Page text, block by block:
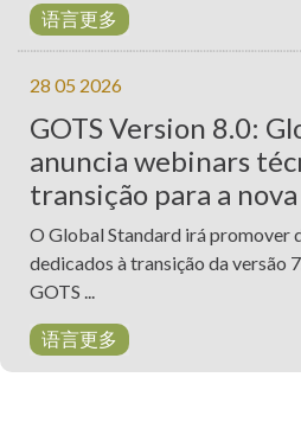
语言更多
28 05 2026
GOTS Version 8.0:
anuncia webinars
transição para a
O Global Standard irá promover
dedicados à transição da versão
GOTS ...
语言更多